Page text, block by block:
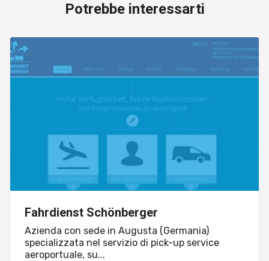
Cerca nel sito
Potrebbe interessarti
Fahrdienst Schönberger
Azienda con sede in Augusta (Germania)
specializzata nel servizio di pick-up service
aeroportuale, su...